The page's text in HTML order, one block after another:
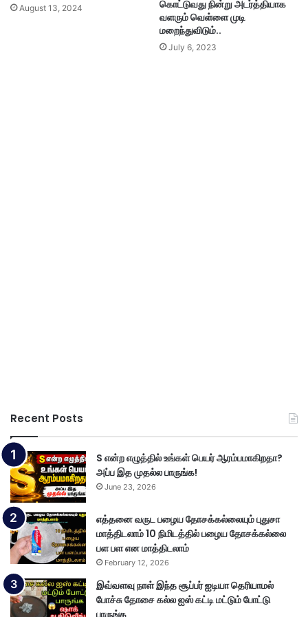
August 13, 2024
கொட்டுவது நின்று அடர்த்தியாக
வளரும் வெள்ளை முடி
மறைந்துவிடும்..
July 6, 2023
Recent Posts
S என்ற எழுத்தில் உங்கள் பெயர் ஆரம்பமாகிறதா?
அப்ப இத முதல்ல பாருங்க!
June 23, 2026
எத்தனை வருட பழைய தோசக்கல்லையும் புதுசா
மாத்திடலாம் 10 நிமிடத்தில் பழைய தோசக்கல்லை
பள பள என மாத்திடலாம்
February 12, 2026
இவ்வளவு நாள் இந்த சூப்பர் ஐடியா தெரியாமல்
போச்சு தோசை கல்ல ஐஸ் கட்டி மட்டும் போட்டு
பாருங்க